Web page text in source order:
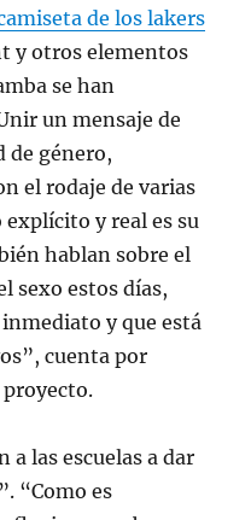
de los lakers
y otros elementos
se han
un mensaje de
de género,
el rodaje de varias
explícito y real es su
hablan sobre el
sexo estos días,
y que está
cuenta por
a las escuelas a dar
“Como es